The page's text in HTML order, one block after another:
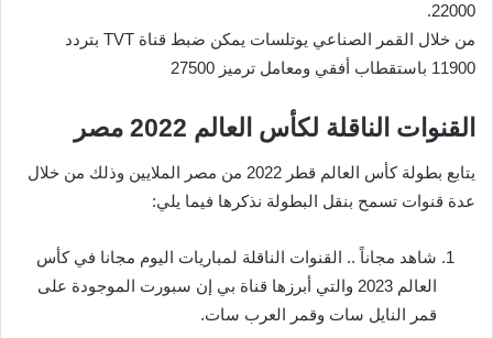
22000.
من خلال القمر الصناعي يوتلسات يمكن ضبط قناة TVT بتردد
11900 باستقطاب أفقي ومعامل ترميز 27500
القنوات الناقلة لكأس العالم 2022 مصر
يتابع بطولة كأس العالم قطر 2022 من مصر الملايين وذلك من خلال
عدة قنوات تسمح بنقل البطولة نذكرها فيما يلي:
شاهد مجاناً .. القنوات الناقلة لمباريات اليوم مجانا في كأس
العالم 2023 والتي أبرزها قناة بي إن سبورت الموجودة على
قمر النايل سات وقمر العرب سات.